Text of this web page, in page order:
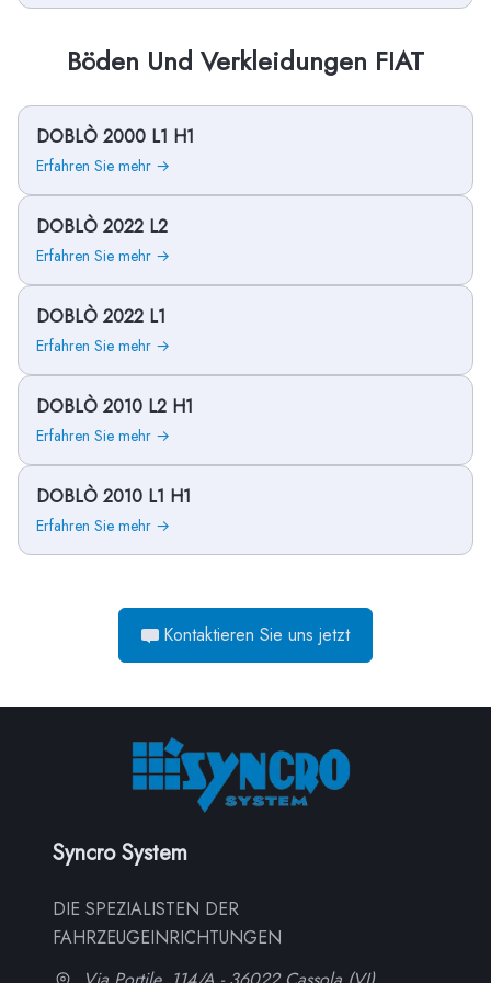
Böden Und Verkleidungen FIAT
DOBLÒ 2000 L1 H1
Erfahren Sie mehr →
DOBLÒ 2022 L2
Erfahren Sie mehr →
DOBLÒ 2022 L1
Erfahren Sie mehr →
DOBLÒ 2010 L2 H1
Erfahren Sie mehr →
DOBLÒ 2010 L1 H1
Erfahren Sie mehr →
Kontaktieren Sie uns jetzt
Syncro System
DIE SPEZIALISTEN DER
FAHRZEUGEINRICHTUNGEN